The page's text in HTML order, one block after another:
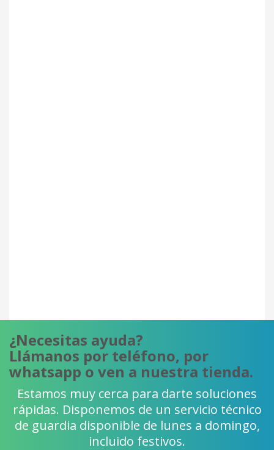
¿Necesitas ayuda?
Llámanos por teléfono, por
whatsapp o ven a nuestra tienda.
Estamos muy cerca para darte soluciones
rápidas. Disponemos de un servicio técnico
de guardia disponible de lunes a domingo,
incluido festivos.